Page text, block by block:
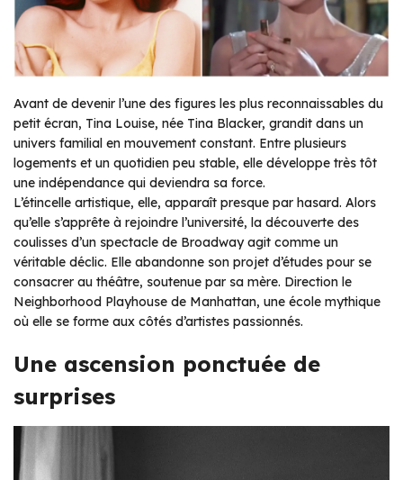
Avant de devenir l’une des figures les plus reconnaissables du
petit écran, Tina Louise, née Tina Blacker, grandit dans un
univers familial en mouvement constant. Entre plusieurs
logements et un quotidien peu stable, elle développe très tôt
une indépendance qui deviendra sa force.
L’étincelle artistique, elle, apparaît presque par hasard. Alors
qu’elle s’apprête à rejoindre l’université, la découverte des
coulisses d’un spectacle de Broadway agit comme un
véritable déclic. Elle abandonne son projet d’études pour se
consacrer au théâtre, soutenue par sa mère. Direction le
Neighborhood Playhouse de Manhattan, une école mythique
où elle se forme aux côtés d’artistes passionnés.
Une ascension ponctuée de
surprises